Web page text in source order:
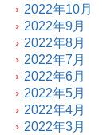
2022年10月
2022年9月
2022年8月
2022年7月
2022年6月
2022年5月
2022年4月
2022年3月